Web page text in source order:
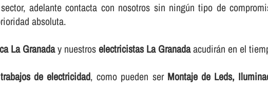
adelante contacta con nosotros sin ningún tipo de
absoluta.
La Granaday nuestroselectricistas La Granadaacudirán en el
trabajos de electricidad, como pueden ser Montaje de Leds,